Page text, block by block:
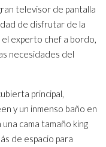
televisor de pantalla
de disfrutar de la
experto chef a bordo,
necesidades del
principal,
y un inmenso baño en
cama tamaño king
de espacio para